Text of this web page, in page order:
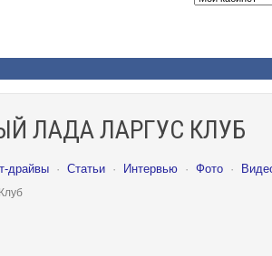
ЛАДА ЛАРГУС КЛУБ
драйвы · Статьи · Интервью · Фото ·